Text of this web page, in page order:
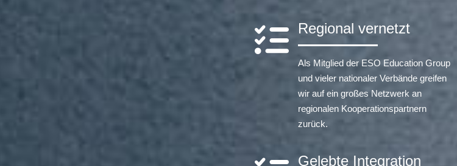
Regional vernetzt
Als Mitglied der ESO Education Group
und vieler nationaler Verbände greifen
wir auf ein großes Netzwerk an
regionalen Kooperationspartnern
zurück.
Gelebte Integration